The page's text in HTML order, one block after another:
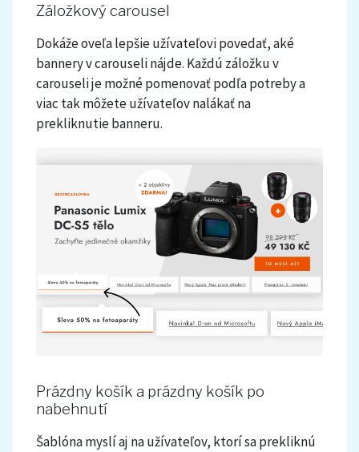
Záložkový carousel
Dokáže oveľa lepšie užívateľovi povedať, aké
bannery v carouseli nájde. Každú záložku v
carouseli je možné pomenovať podľa potreby a
viac tak môžete užívateľov nalákať na
prekliknutie banneru.
Prázdny košík a prázdny košík po
nabehnutí
Šablóna myslí aj na užívateľov, ktorí sa prekliknú